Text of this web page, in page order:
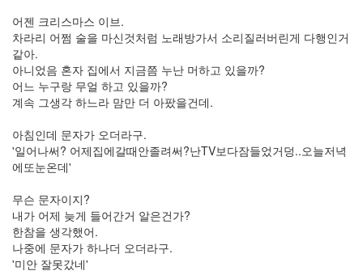
어젠 크리스마스 이브.
차라리 어쩜 술을 마신것처럼 노래방가서 소리질러버린게 다행인거
같아.
아니었음 혼자 집에서 지금쯤 누난 머하고 있을까?
어느 누구랑 무얼 하고 있을까?
계속 그생각 하느라 맘만 더 아팠을건데.
아침인데 문자가 오더라구.
'일어나써? 어제집에갈때안졸려써?난TV보다잠들었거덩..오늘저녁
에또눈온데'
무슨 문자이지?
내가 어제 늦게 들어간거 알은건가?
한참을 생각했어.
나중에 문자가 하나더 오더라구.
'미안 잘못갔네'
2009
년
3
월
4
2009
4
월
2
년
5
월
3
2009